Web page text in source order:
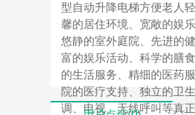
型自动升降电梯方便老人
馨的居住环境、宽敞的娱乐
悠静的室外庭院、先进的
富的娱乐活动、科学的膳
的生活服务、精细的医药
院的医疗支持、独立的卫
调、电视、无线呼叫等真